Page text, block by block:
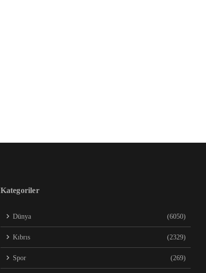
Kategoriler
Dünya (6050)
Kıbrıs (2329)
Spor (269)